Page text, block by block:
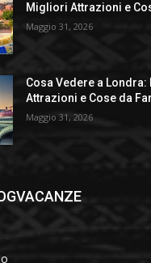
Migliori Attrazioni e
Maggio 31, 2026
Cosa Vedere a
Attrazioni e Cose da
Maggio 31, 2026